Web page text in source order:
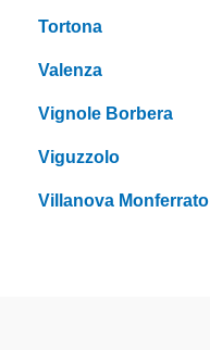
Tortona
Valenza
Vignole Borbera
Viguzzolo
Villanova Monferrato